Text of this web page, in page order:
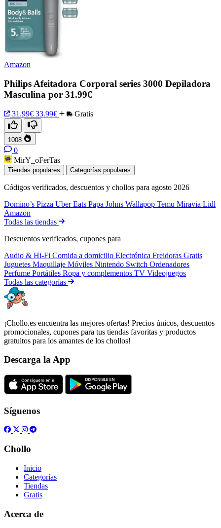
Amazon
Philips Afeitadora Corporal series 3000 Depiladora
Masculina por 31.99€
31.99€ 33.99€ Gratis
1008
0
MirY_oFerTas
Tiendas populares Categorías populares
Códigos verificados, descuentos y chollos para agosto 2026
Domino’s Pizza Uber Eats Papa Johns Wallapop Temu Miravia Lidl
Amazon
Todas las tiendas
Descuentos verificados, cupones para
Audio & Hi-Fi Comida a domicilio Electrónica Freidoras Gratis
Juguetes Maquillaje Móviles Nintendo Switch Ordenadores
Perfume Portátiles Ropa y complementos TV Videojuegos
Todas las categorías
¡Chollo.es encuentra las mejores ofertas! Precios únicos, descuentos
promocionales, cupones para tus tiendas favoritas y productos
gratuitos para los amantes de los chollos!
Descarga la App
Síguenos
Chollo
Inicio
Categorías
Tiendas
Gratis
Acerca de